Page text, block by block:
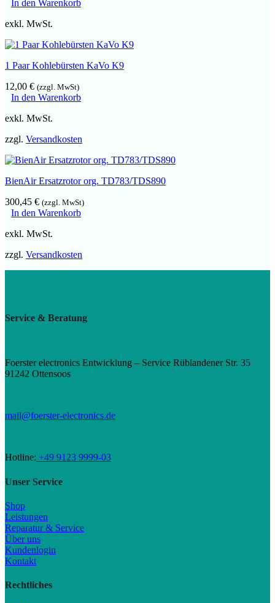
In den Warenkorb
exkl. MwSt.
1 Paar Kohlebürsten KaVo K9
12,00 € (zzgl. MwSt)
In den Warenkorb
exkl. MwSt.
zzgl. Versandkosten
BienAir Ersatzrotor org. TD783/TDS890
300,45 € (zzgl. MwSt)
In den Warenkorb
exkl. MwSt.
zzgl. Versandkosten
Service & Beratung
Foerster electronics Entwicklung – Service Rüblandener Str. 35
91242 Ottensoos
mail@foerster-electronics.de
Hotline: +49 9123 9999-03
Unser Service
Shop
Leistungen
Reparatur & Service
Über uns
Kundenlogin
Kontakt
Rechtliches